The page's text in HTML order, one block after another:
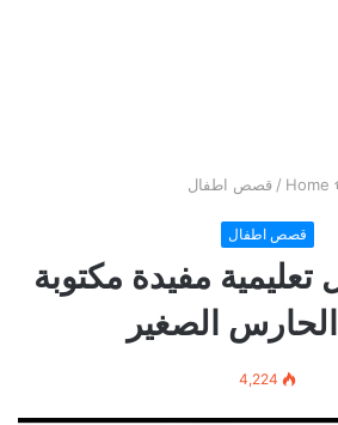
/ قصص اطفال
قصص اطفال
مفيدة مكتوبة
الصغير
4,224